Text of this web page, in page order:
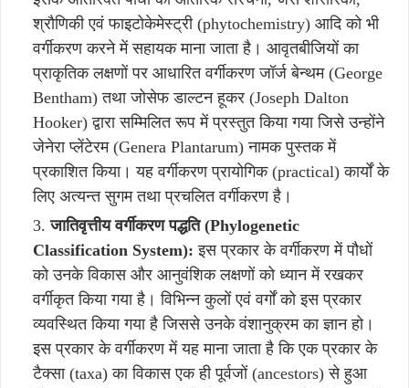
श्रौणिकी एवं फाइटोकेमेस्ट्री (phytochemistry) आदि को भी
वर्गीकरण करने में सहायक माना जाता है। आवृतबीजियों का
प्राकृतिक लक्षणों पर आधारित वर्गीकरण जॉर्ज बेन्थम (George
Bentham) तथा जोसेफ डाल्टन हूकर (Joseph Dalton
Hooker) द्वारा सम्मिलित रूप में प्रस्तुत किया गया जिसे उन्होंने
जेनेरा प्लेंटेरम (Genera Plantarum) नामक पुस्तक में
प्रकाशित किया। यह वर्गीकरण प्रायोगिक (practical) कार्यों के
लिए अत्यन्त सुगम तथा प्रचलित वर्गीकरण है।
जातिवृत्तीय वर्गीकरण पद्धति (Phylogenetic
Classification System):इस प्रकार के वर्गीकरण में पौधों
को उनके विकास और आनुवंशिक लक्षणों को ध्यान में रखकर
वर्गीकृत किया गया है। विभिन्न कुलों एवं वर्गों को इस प्रकार
व्यवस्थित किया गया है जिससे उनके वंशानुक्रम का ज्ञान हो।
इस प्रकार के वर्गीकरण में यह माना जाता है कि एक प्रकार के
टैक्सा (taxa) का विकास एक ही पूर्वजों (ancestors) से हुआ